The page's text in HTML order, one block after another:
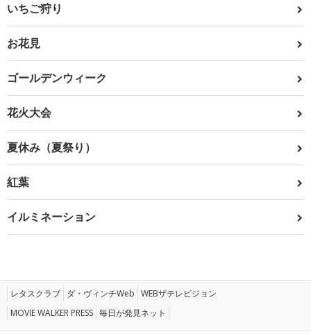
いちご狩り
お花見
ゴールデンウィーク
花火大会
夏休み（夏祭り）
紅葉
イルミネーション
レタスクラブ ダ・ヴィンチWeb WEBザテレビジョン
MOVIE WALKER PRESS 毎日が発見ネット